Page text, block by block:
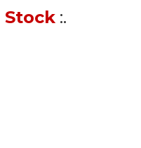
Stock:.